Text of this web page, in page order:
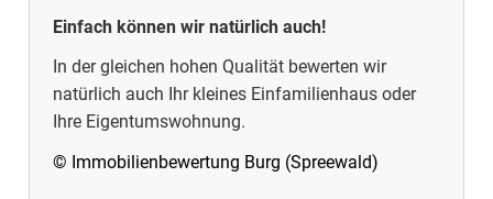
Einfach können wir natürlich auch!
In der gleichen hohen Qualität bewerten wir
natürlich auch Ihr kleines Einfamilienhaus oder
Ihre Eigentumswohnung.
© Immobilienbewertung Burg (Spreewald)